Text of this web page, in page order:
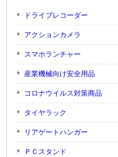
ドライブレコーダー
アクションカメラ
スマホランチャー
産業機械向け安全用品
コロナウイルス対策商品
タイヤラック
リアゲートハンガー
ＰＣスタンド